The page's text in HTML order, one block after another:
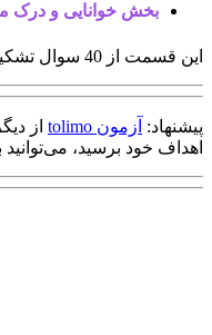
بخش خوانایی و درک مطلب: 40 سوال
این قسمت از 40 سوال تشکیل شده که معمولاً 4 متن جداگانه را شامل می‌شود که برای هر قسمت 10 سوال چهار گزینه‌ای پرسیده شده است.
پیشنهاد: آزمون tolimo
از
اهداف خود برسید،